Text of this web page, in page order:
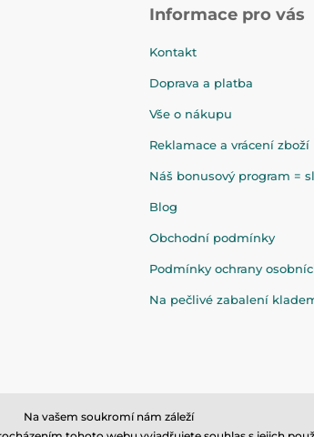
Informace pro vás
Kontakt
Doprava a platba
Vše o nákupu
Reklamace a vrácení zboží
Náš bonusový program =
Blog
Obchodní podmínky
Podmínky ochrany
Na pečlivé zabalení
Na vašem soukromí nám záleží